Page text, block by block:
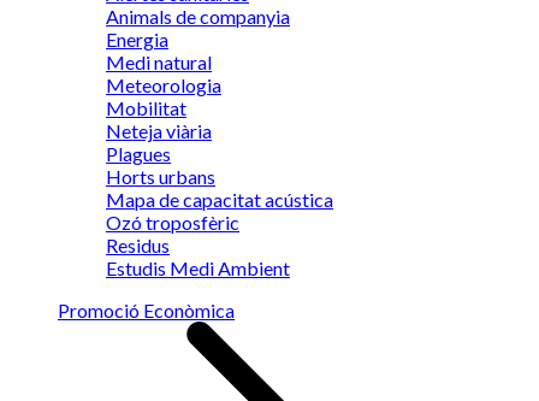
Animals de companyia
Energia
Medi natural
Meteorologia
Mobilitat
Neteja viària
Plagues
Horts urbans
Mapa de capacitat acústica
Ozó troposfèric
Residus
Estudis Medi Ambient
Promoció Econòmica